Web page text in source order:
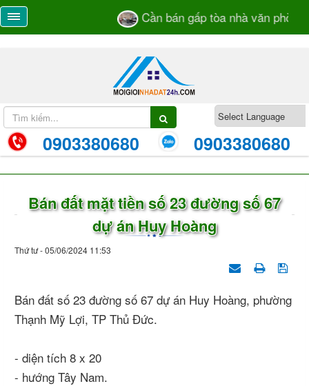
Cần bán gấp tòa nhà văn phòng
0903380680 0903380680
Bán đất mặt tiền số 23 đường số 67
dự án Huy Hoàng
Thứ tư - 05/06/2024 11:53
Bán đất số 23 đường số 67 dự án Huy Hoàng, phường
Thạnh Mỹ Lợi, TP Thủ Đức.
- diện tích 8 x 20
- hướng Tây Nam.